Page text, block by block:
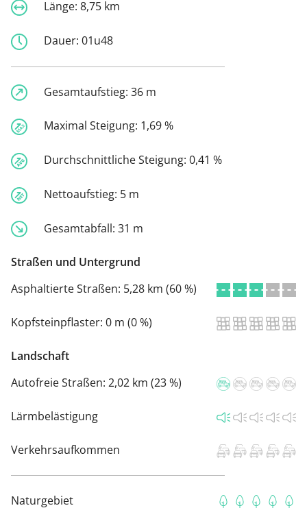
Länge: 8,75 km
Dauer: 01u48
Gesamtaufstieg: 36 m
Maximal Steigung: 1,69 %
Durchschnittliche Steigung: 0,41 %
Nettoaufstieg: 5 m
Gesamtabfall: 31 m
Straßen und Untergrund
Asphaltierte Straßen: 5,28 km (60 %)
Kopfsteinpflaster: 0 m (0 %)
Landschaft
Autofreie Straßen: 2,02 km (23 %)
Lärmbelästigung
Verkehrsaufkommen
Naturgebiet